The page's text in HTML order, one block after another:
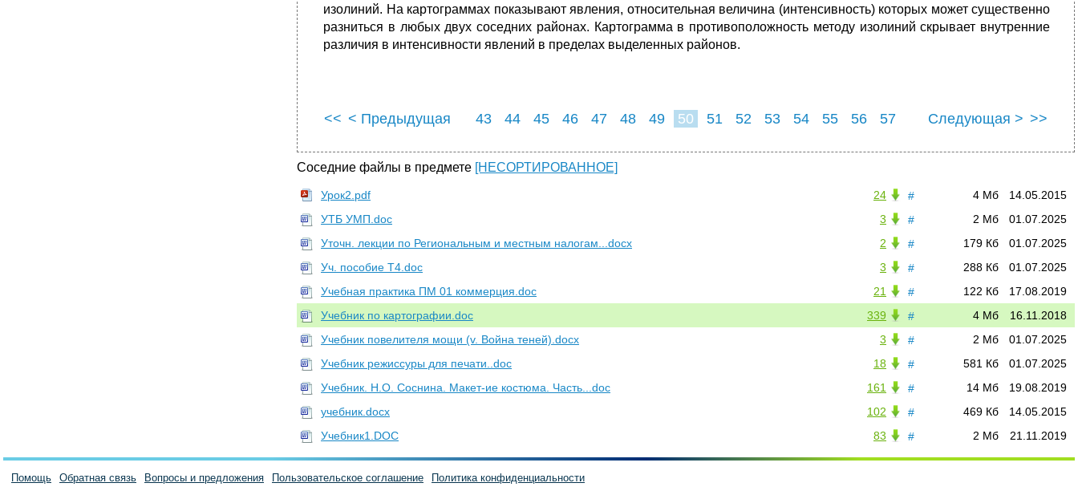
изолиний. На картограммах показывают явления, относительная величина (интенсивность) которых может существенно
разниться в любых двух соседних районах. Картограмма в противоположность методу изолиний скрывает внутренние
различия в интенсивности явлений в пределах выделенных районов.
<< < Предыдущая 43 44 45 46 47 48 49 50 51 52 53 54 55 56
57
Следующая > >>
Соседние файлы в предмете [НЕСОРТИРОВАННОЕ]
# 14.05.2015
4 Мб
24
Урок2.pdf
#
01.07.2025
2 Мб
3
УТБ УМП.doc
#
01.07.2025
179 Кб
2
Уточн. лекции по Региональным и местным налогам...docx
#
01.07.2025
288 Кб
3
Уч. пособие Т4.doc
#
17.08.2019
122 Кб
21
Учебная практика ПМ 01 коммерция.doc
#
16.11.2018
4 Мб
339
Учебник по картографии.doc
#
01.07.2025
2 Мб
3
Учебник повелителя мощи (v. Война теней).docx
#
01.07.2025
581 Кб
18
Учебник режиссуры для печати..doc
#
19.08.2019
14 Мб
161
Учебник. Н.О. Соснина. Макет-ие костюма. Часть...doc
#
14.05.2015
469 Кб
102
учебник.docx
#
21.11.2019
2 Мб
83
Учебник1.DOC
Помощь Обратная связь Вопросы и предложения Пользовательское соглашение Политика конфиденциальности